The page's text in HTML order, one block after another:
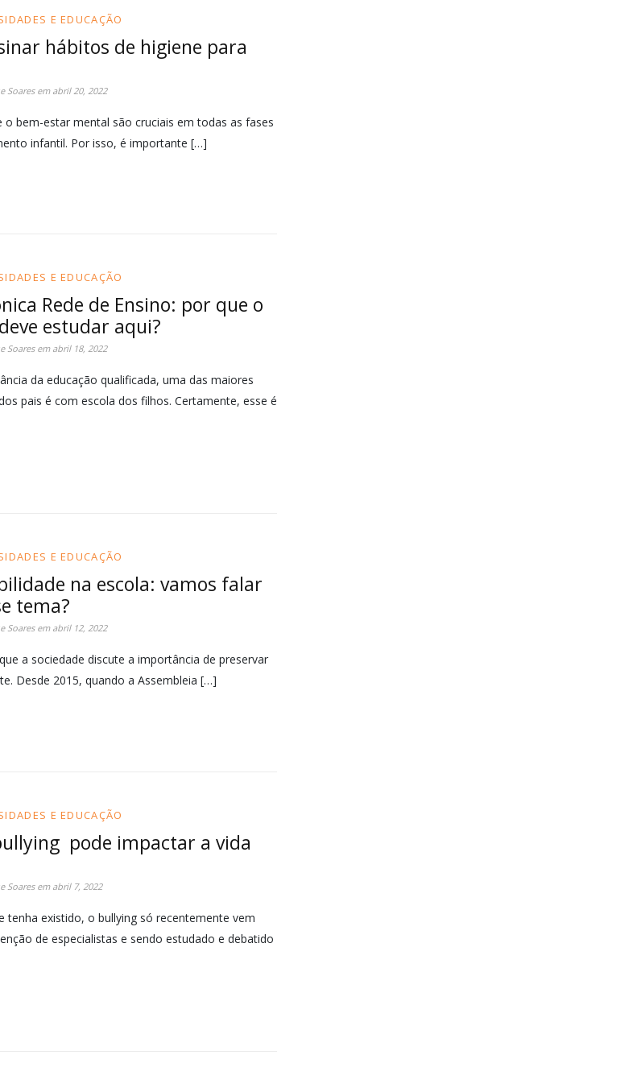
E EDUCAÇÃO
hábitos de higiene para
Soaresem abril 20, 2022
o bem-estar mental são cruciais em todas as fases
infantil. Por isso, é importante […]
E EDUCAÇÃO
Rede de Ensino: por que o
estudar aqui?
Soaresem abril 18, 2022
da educação qualificada, uma das maiores
pais é com escola dos filhos. Certamente, esse é
E EDUCAÇÃO
na escola: vamos falar
tema?
Soaresem abril 12, 2022
a sociedade discute a importância de preservar
Desde 2015, quando a Assembleia […]
E EDUCAÇÃO
pode impactar a vida
Soaresem abril 7, 2022
tenha existido, o bullying só recentemente vem
de especialistas e sendo estudado e debatido